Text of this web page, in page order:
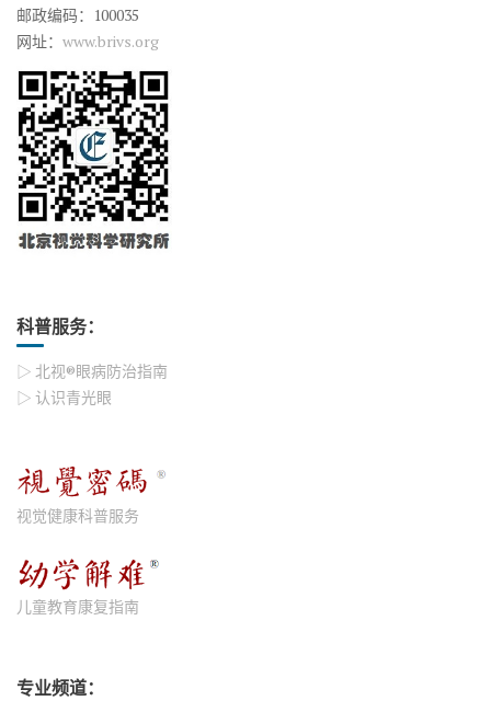
邮政编码：100035
网址： www.brivs.org
科普服务：
▷ 北视®眼病防治指南
▷ 认识青光眼
视觉健康科普服务
儿童教育康复指南
专业频道：